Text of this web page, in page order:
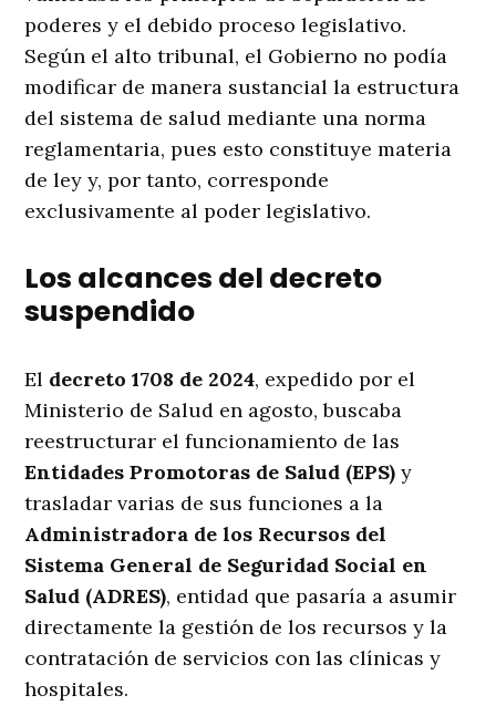
poderes y el debido proceso legislativo.
Según el alto tribunal, el Gobierno no podía
modificar de manera sustancial la estructura
del sistema de salud mediante una norma
reglamentaria, pues esto constituye materia
de ley y, por tanto, corresponde
exclusivamente al poder legislativo.
Los alcances del decreto
suspendido
El decreto 1708 de 2024, expedido por el
Ministerio de Salud en agosto, buscaba
reestructurar el funcionamiento de las
Entidades Promotoras de Salud (EPS) y
trasladar varias de sus funciones a la
Administradora de los Recursos del
Sistema General de Seguridad Social en
Salud (ADRES), entidad que pasaría a asumir
directamente la gestión de los recursos y la
contratación de servicios con las clínicas y
hospitales.